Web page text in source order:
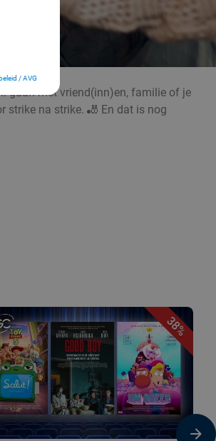
/ AVG
gaan met vriend(inn)en, familie of je
strike na strike. 🎳 En dat is nog
38%